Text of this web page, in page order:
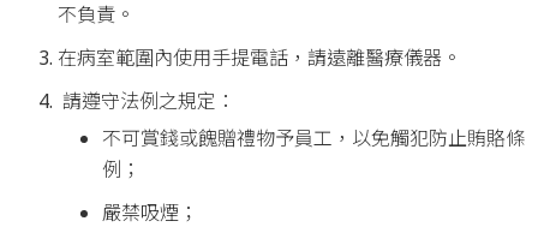
不負責。
在病室範圍內使用手提電話，請遠離醫療儀器。
請遵守法例之規定：
不可賞錢或餽贈禮物予員工，以免觸犯防止賄賂條
例；
嚴禁吸煙；